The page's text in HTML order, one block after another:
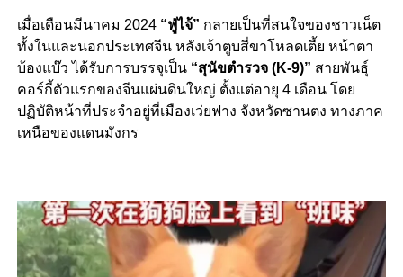
เมื่อเดือนมีนาคม 2024 “ฟู่ไจ้” กลายเป็นที่สนใจของชาวเน็ต
ทั้งในและนอกประเทศจีน หลังเจ้าตูบสี่ขาโหลดเตี้ย หน้าตา
บ้องแบ๊ว ได้รับการบรรจุเป็น“สุนัขตำรวจ (K-9)” สายพันธุ์
คอร์กี้ตัวแรกของจีนแผ่นดินใหญ่ ตั้งแต่อายุ 4 เดือน โดย
ปฏิบัติหน้าที่ประจำอยู่ที่เมืองเว่ยฟาง จังหวัดซานตง ทางภาค
เหนือของแดนมังกร